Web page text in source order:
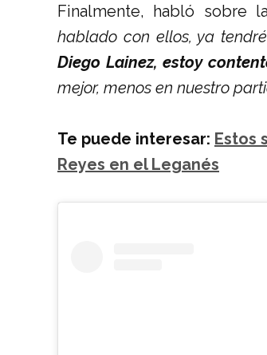
Finalmente, habló sobre
hablado con ellos, ya
Diego Lainez, estoy
mejor, menos en nuestro
Te puede interesar: Estos
Reyes en el Leganés